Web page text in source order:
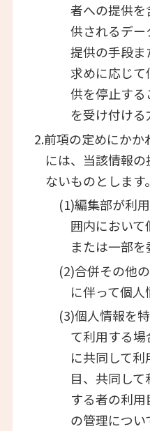
者への提供
供されるデ
提供の手段
求めに応じ
供を停止す
を受け付ける
2.前項の定めにか
には、当該情報
ないものとします。
(1)編集部が利
囲内におい
または一部
(2)合併その他
に伴って個
(3)個人情報を
て利用する
に共同して
目、共同し
する者の利
の管理につ